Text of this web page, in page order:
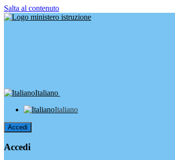
Salta al contenuto
Italiano
Italiano
Accedi
Accedi